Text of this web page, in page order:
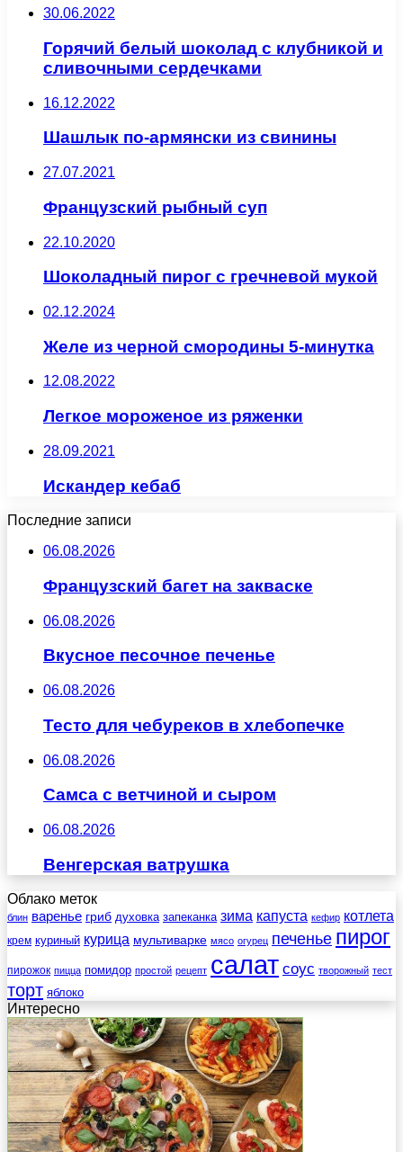
30.06.2022
Горячий белый шоколад с клубникой и
сливочными сердечками
16.12.2022
Шашлык по-армянски из свинины
27.07.2021
Французский рыбный суп
22.10.2020
Шоколадный пирог с гречневой мукой
02.12.2024
Желе из черной смородины 5-минутка
12.08.2022
Легкое мороженое из ряженки
28.09.2021
Искандер кебаб
Последние записи
06.08.2026
Французский багет на закваске
06.08.2026
Вкусное песочное печенье
06.08.2026
Тесто для чебуреков в хлебопечке
06.08.2026
Самса с ветчиной и сыром
06.08.2026
Венгерская ватрушка
Облако меток
блин варенье гриб духовка запеканка зима капуста кефир котлета
крем куриный курица мультиварке мясо огурец печенье пирог
пирожок пицца помидор простой рецепт салат соус творожный тест
торт яблоко
Интересно